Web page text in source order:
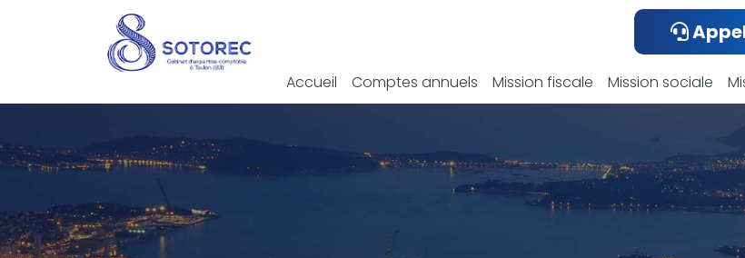
Accueil Comptes annuels Mission fiscale Mission sociale